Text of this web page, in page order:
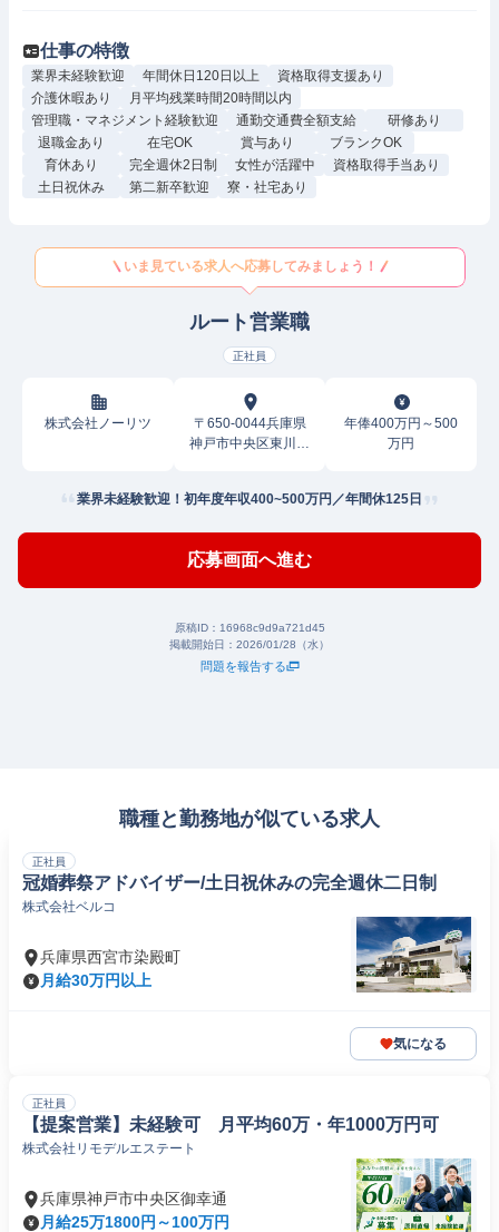
仕事の特徴
業界未経験歓迎 年間休日120日以上
資格取得支援あり
介護休暇あり
月平均残業時間20時間以内
管理職・マネジメント経験歓迎
通勤交通費全額支給
研修あり
退職金あり
在宅OK 賞与あり
ブランクOK
育休あり
完全週休2日制 女性が活躍中
資格取得手当あり
土日祝休み
第二新卒歓迎 寮・社宅あり
いま見ている求人へ応募してみましょう！
ルート営業職
正社員
株式会社ノーリツ
〒650-0044兵庫県
神戸市中央区東川崎
年俸400万円～500
万円
業界未経験歓迎！初年度年収400~500万円／年間休125日
応募画面へ進む
原稿ID： 16968c9d9a721d45
掲載開始日： 2026/01/28（水）
問題を報告する
職種と勤務地が似ている求人
正社員
冠婚葬祭アドバイザー/土日祝休みの完全週休二日制
株式会社ベルコ
兵庫県西宮市染殿町
月給30万円以上
気になる
正社員
【提案営業】未経験可 月平均60万・年1000万円可
株式会社リモデルエステート
兵庫県神戸市中央区御幸通
月給25万1800円～100万円